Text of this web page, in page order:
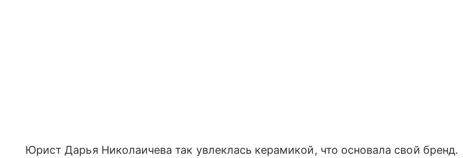
Юрист Дарья Николаичева так увлеклась керамикой, что основала свой бренд.